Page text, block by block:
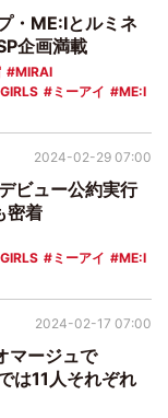
・ME:Iとルミネ
企画満載
MIRAI
ミーアイ ME:I
ビュー公約実行
密着
ミーアイ ME:I
2024-02-29 07:00
マージュで
は11人それぞれ
2024-02-17 07:00